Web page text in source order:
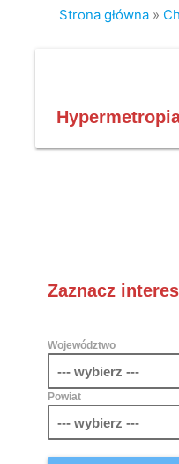
Strona główna »
Zaznacz
Województwo
Powiat